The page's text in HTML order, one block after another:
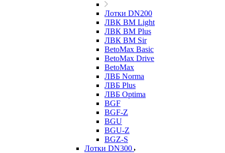
Лотки DN200
ЛВК ВМ Light
ЛВК ВМ Plus
ЛВК ВМ Sir
BetoMax Basic
BetoMax Drive
BetoMax
ЛВБ Norma
ЛВБ Plus
ЛВБ Optima
BGF
BGF-Z
BGU
BGU-Z
BGZ-S
Лотки DN300